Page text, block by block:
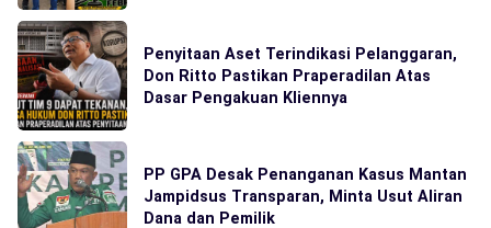
Penyitaan Aset Terindikasi Pelanggaran,
Don Ritto Pastikan Praperadilan Atas
Dasar Pengakuan Kliennya
PP GPA Desak Penanganan Kasus Mantan
Jampidsus Transparan, Minta Usut Aliran
Dana dan Pemilik